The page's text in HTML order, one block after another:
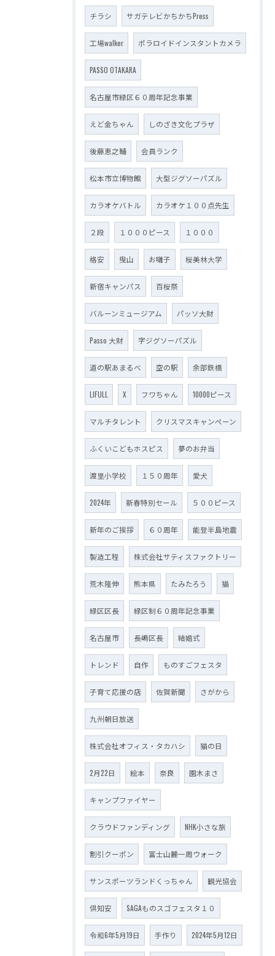
チラシ サガテレビかちかちPress
工場walker ポラロイドインスタントカメラ
PASSO OTAKARA
名古屋市緑区６０周年記念事業
えど金ちゃん しのざき文化プラザ
後藤恵之輔 会員ランク
松本市立博物館 大型ジグソーパズル
カラオケバトル カラオケ１００点先生
２段 １０００ピース １０００
格安 曳山 お囃子 桜美林大学
新宿キャンパス 百桜祭
バルーンミュージアム パッソ大財
Passo 大財 字ジグソーパズル
道の駅あまるべ 空の駅 余部鉄橋
LIFULL X フワちゃん 10000ピース
マルチタレント クリスマスキャンペーン
ふくいこどもホスピス 夢のお弁当
渡里小学校 １５０周年 愛犬
2024年 新春特別セール ５００ピース
新年のご挨拶 ６０周年 能登半島地震
製造工程 株式会社サティスファクトリー
荒木隆伸 熊本県 たみたろう 猫
緑区区長 緑区制６０周年記念事業
名古屋市 長嶋区長 結婚式
トレンド 自作 ものすごフェスタ
子育て応援の店 佐賀新聞 さがから
九州朝日放送
株式会社オフィス・タカハシ 猫の日
2月22日 絵本 奈良 園木まさ
キャンプファイヤー
クラウドファンディング NHK小さな旅
割引クーポン 富士山麓一周ウォーク
サンスポーツランドくっちゃん 観光協会
倶知安 SAGAものスゴフェスタ１０
令和6年5月19日 手作り 2024年5月12日